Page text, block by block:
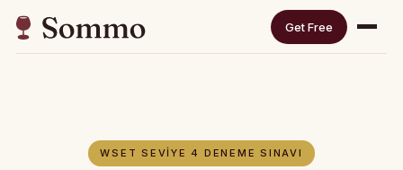
Get Free
WSET SEVIYE 4 DENEME SINAVI